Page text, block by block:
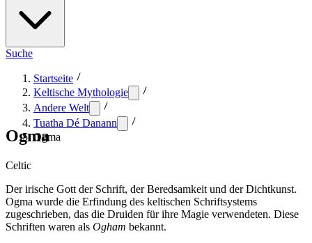
Suche
Startseite
Keltische Mythologie
Andere Welt
Tuatha Dé Danann
Ogma
Ogma
Celtic
Der irische Gott der Schrift, der Beredsamkeit und der Dichtkunst.
Ogma wurde die Erfindung des keltischen Schriftsystems
zugeschrieben, das die Druiden für ihre Magie verwendeten. Diese
Schriften waren als Ogham bekannt.